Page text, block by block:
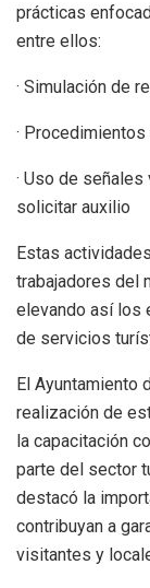
prácticas
entre ellos:
· Simulación de
·
· Uso de
solicitar auxilio
Estas
trabajadores del
elevando así los
de servicios
El Ayuntamiento
realización de
la capacitación
parte del sector
destacó la
contribuyan a
visitantes y